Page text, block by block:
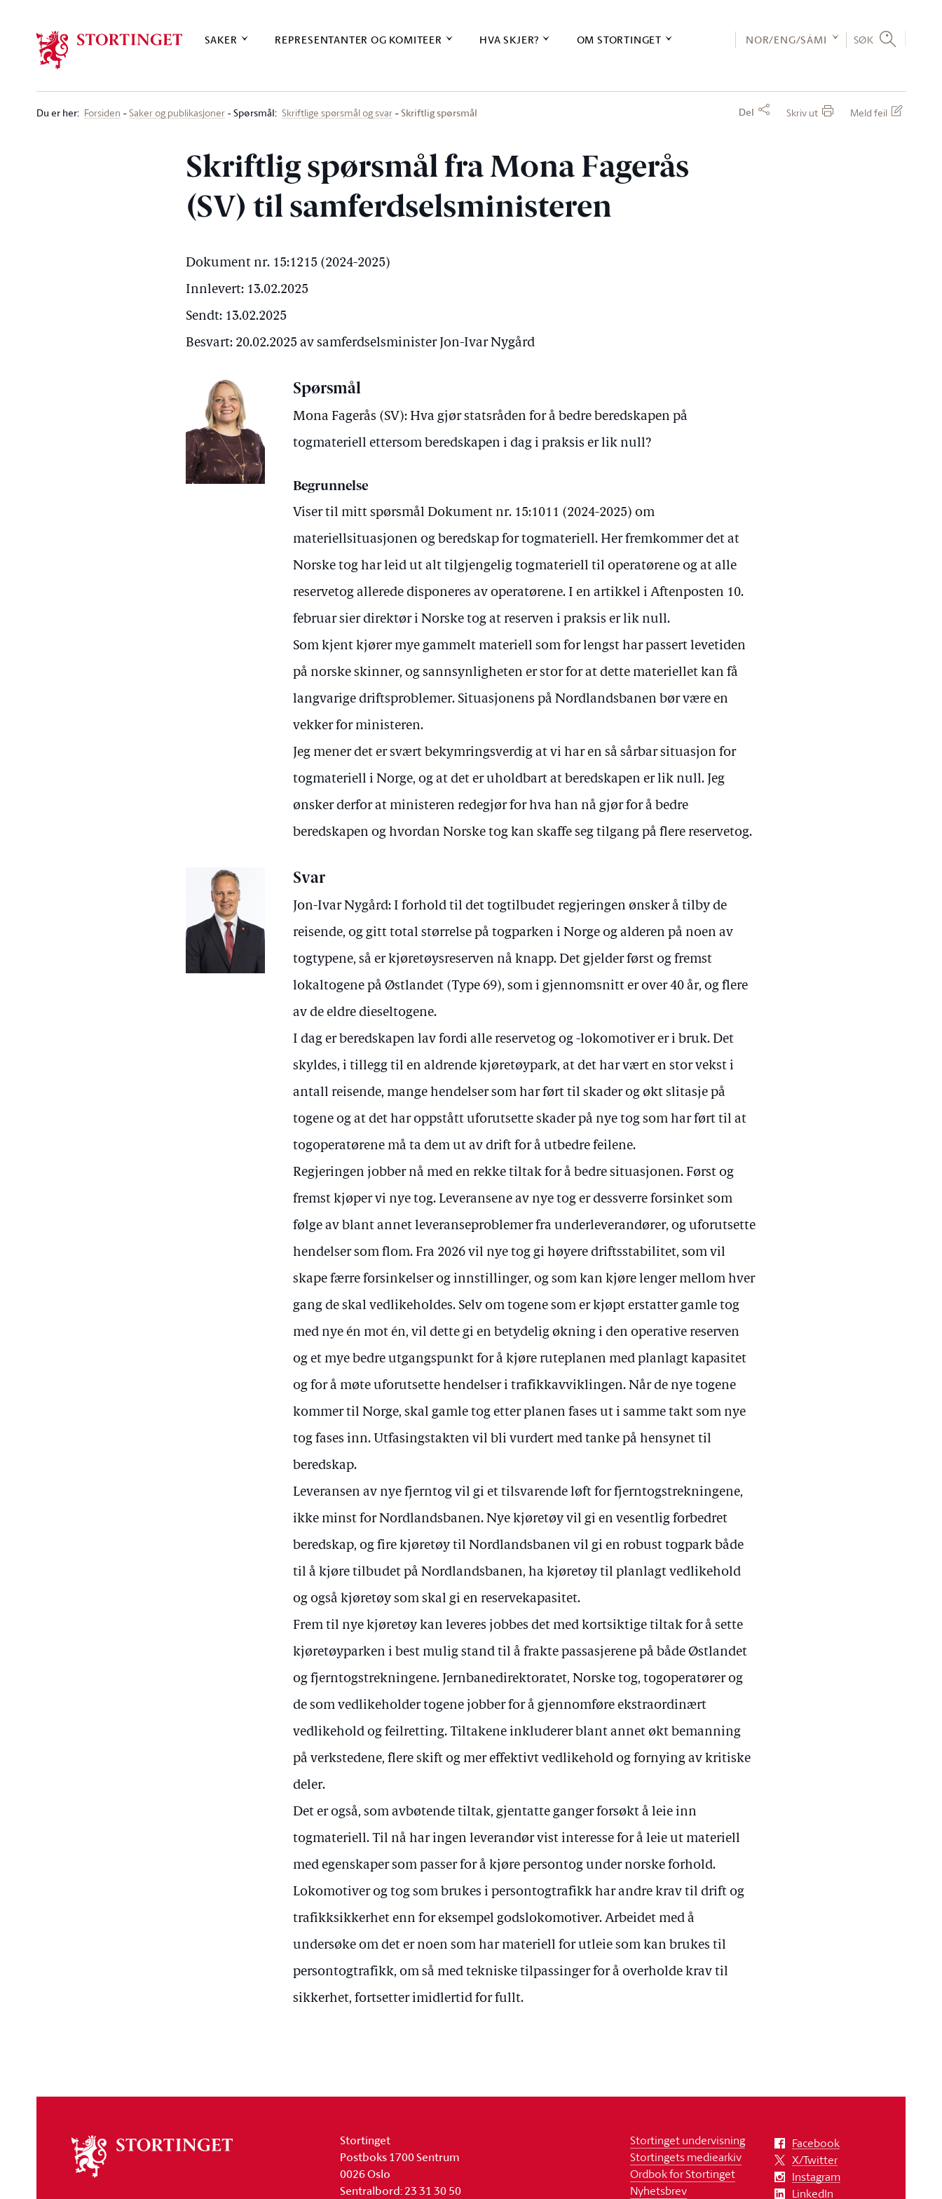
SAKER REPRESENTANTER OG KOMITEER HVA SKJER? OM STORTINGET NOR/ENG/SÁMI SØK
Du er her: Forsiden Saker og publikasjoner Spørsmål: Skriftlige spørsmål og svar Skriftlig spørsmål Del Skriv ut Meld feil
Skriftlig spørsmål fra Mona Fagerås
(SV) til samferdselsministeren
Dokument nr. 15:1215 (2024-2025)
Innlevert: 13.02.2025
Sendt: 13.02.2025
Besvart: 20.02.2025 av samferdselsminister Jon-Ivar Nygård
Spørsmål
Mona Fagerås (SV): Hva gjør statsråden for å bedre beredskapen på
togmateriell ettersom beredskapen i dag i praksis er lik null?
Begrunnelse
Viser til mitt spørsmål Dokument nr. 15:1011 (2024-2025) om
materiellsituasjonen og beredskap for togmateriell. Her fremkommer det at
Norske tog har leid ut alt tilgjengelig togmateriell til operatørene og at alle
reservetog allerede disponeres av operatørene. I en artikkel i Aftenposten 10.
februar sier direktør i Norske tog at reserven i praksis er lik null.
Som kjent kjører mye gammelt materiell som for lengst har passert levetiden
på norske skinner, og sannsynligheten er stor for at dette materiellet kan få
langvarige driftsproblemer. Situasjonens på Nordlandsbanen bør være en
vekker for ministeren.
Jeg mener det er svært bekymringsverdig at vi har en så sårbar situasjon for
togmateriell i Norge, og at det er uholdbart at beredskapen er lik null. Jeg
ønsker derfor at ministeren redegjør for hva han nå gjør for å bedre
beredskapen og hvordan Norske tog kan skaffe seg tilgang på flere reservetog.
Svar
Jon-Ivar Nygård: I forhold til det togtilbudet regjeringen ønsker å tilby de
reisende, og gitt total størrelse på togparken i Norge og alderen på noen av
togtypene, så er kjøretøysreserven nå knapp. Det gjelder først og fremst
lokaltogene på Østlandet (Type 69), som i gjennomsnitt er over 40 år, og flere
av de eldre dieseltogene.
I dag er beredskapen lav fordi alle reservetog og -lokomotiver er i bruk. Det
skyldes, i tillegg til en aldrende kjøretøypark, at det har vært en stor vekst i
antall reisende, mange hendelser som har ført til skader og økt slitasje på
togene og at det har oppstått uforutsette skader på nye tog som har ført til at
togoperatørene må ta dem ut av drift for å utbedre feilene.
Regjeringen jobber nå med en rekke tiltak for å bedre situasjonen. Først og
fremst kjøper vi nye tog. Leveransene av nye tog er dessverre forsinket som
følge av blant annet leveranseproblemer fra underleverandører, og uforutsette
hendelser som flom. Fra 2026 vil nye tog gi høyere driftsstabilitet, som vil
skape færre forsinkelser og innstillinger, og som kan kjøre lenger mellom hver
gang de skal vedlikeholdes. Selv om togene som er kjøpt erstatter gamle tog
med nye én mot én, vil dette gi en betydelig økning i den operative reserven
og et mye bedre utgangspunkt for å kjøre ruteplanen med planlagt kapasitet
og for å møte uforutsette hendelser i trafikkavviklingen. Når de nye togene
kommer til Norge, skal gamle tog etter planen fases ut i samme takt som nye
tog fases inn. Utfasingstakten vil bli vurdert med tanke på hensynet til
beredskap.
Leveransen av nye fjerntog vil gi et tilsvarende løft for fjerntogstrekningene,
ikke minst for Nordlandsbanen. Nye kjøretøy vil gi en vesentlig forbedret
beredskap, og fire kjøretøy til Nordlandsbanen vil gi en robust togpark både
til å kjøre tilbudet på Nordlandsbanen, ha kjøretøy til planlagt vedlikehold
og også kjøretøy som skal gi en reservekapasitet.
Frem til nye kjøretøy kan leveres jobbes det med kortsiktige tiltak for å sette
kjøretøyparken i best mulig stand til å frakte passasjerene på både Østlandet
og fjerntogstrekningene. Jernbanedirektoratet, Norske tog, togoperatører og
de som vedlikeholder togene jobber for å gjennomføre ekstraordinært
vedlikehold og feilretting. Tiltakene inkluderer blant annet økt bemanning
på verkstedene, flere skift og mer effektivt vedlikehold og fornying av kritiske
deler.
Det er også, som avbøtende tiltak, gjentatte ganger forsøkt å leie inn
togmateriell. Til nå har ingen leverandør vist interesse for å leie ut materiell
med egenskaper som passer for å kjøre persontog under norske forhold.
Lokomotiver og tog som brukes i persontogtrafikk har andre krav til drift og
trafikksikkerhet enn for eksempel godslokomotiver. Arbeidet med å
undersøke om det er noen som har materiell for utleie som kan brukes til
persontogtrafikk, om så med tekniske tilpassinger for å overholde krav til
sikkerhet, fortsetter imidlertid for fullt.
stortinget
Stortinget
Postboks 1700 Sentrum
0026 Oslo
Sentralbord: 23 31 30 50
Stortinget undervisning
Stortingets mediearkiv
Ordbok for Stortinget
Nyhetsbrev
Facebook
X/Twitter
Instagram
LinkedIn